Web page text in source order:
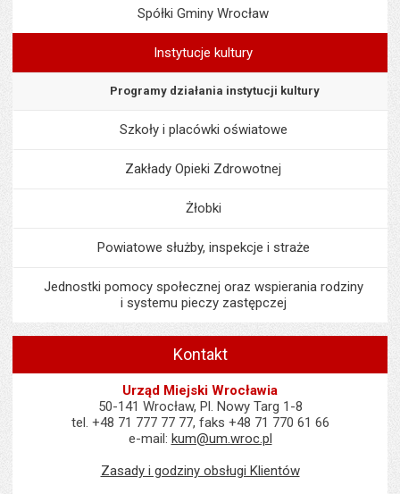
Spółki Gminy Wrocław
Instytucje kultury
Programy działania instytucji kultury
Szkoły i placówki oświatowe
Zakłady Opieki Zdrowotnej
Żłobki
Powiatowe służby, inspekcje i straże
Jednostki pomocy społecznej oraz wspierania rodziny
i systemu pieczy zastępczej
Kontakt
Urząd Miejski Wrocławia
50-141 Wrocław, Pl. Nowy Targ 1-8
tel. +48 71 777 77 77, faks +48 71 770 61 66
e-mail: kum@um.wroc.pl
Zasady i godziny obsługi Klientów